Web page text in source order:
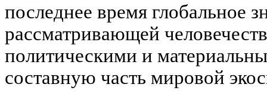
последнее время глобальное
рассматривающей
политическими и
составную часть мировой